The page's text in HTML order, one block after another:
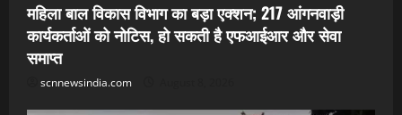
महिला बाल विकास विभाग का बड़ा एक्शन; 217 आंगनवाड़ी
कार्यकर्ताओं को नोटिस, हो सकती है एफआईआर और सेवा
समाप्त
scnnewsindia.com